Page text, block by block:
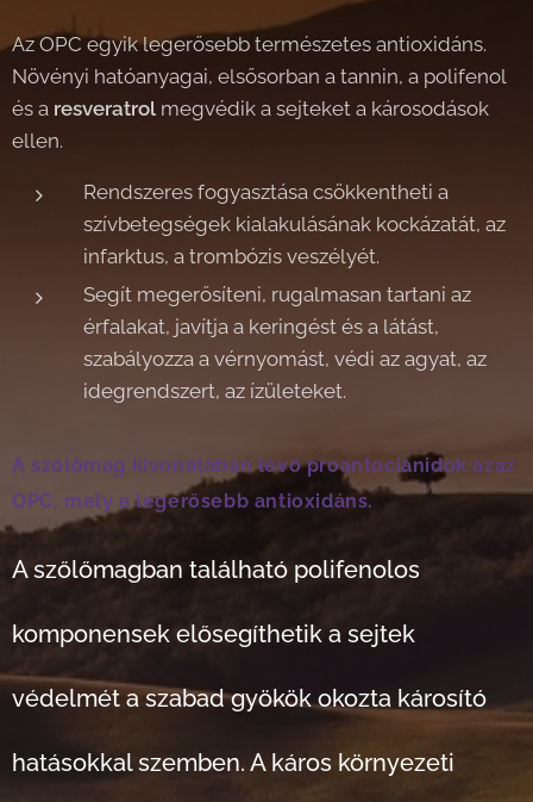
Az OPC egyik legerősebb természetes antioxidáns.
Növényi hatóanyagai, elsősorban a tannin, a polifenol
és a resveratrol megvédik a sejteket a károsodások
ellen.
Rendszeres fogyasztása csökkentheti a
szívbetegségek kialakulásának kockázatát, az
infarktus, a trombózis veszélyét.
Segít megerősíteni, rugalmasan tartani az
érfalakat, javítja a keringést és a látást,
szabályozza a vérnyomást, védi az agyat, az
idegrendszert, az ízületeket.
A szőlőmag kivonatában lévő proantocianidok azaz
OPC, mely a legerősebb antioxidáns.
A szőlőmagban található polifenolos
komponensek elősegíthetik a sejtek
védelmét a szabad gyökök okozta károsító
hatásokkal szemben. A káros környezeti